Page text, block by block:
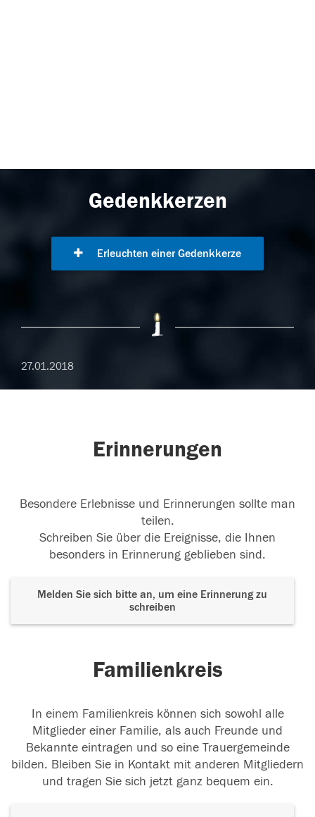
Gedenkkerzen
Erleuchten einer Gedenkkerze
27.01.2018
Erinnerungen
Besondere Erlebnisse und Erinnerungen sollte man
teilen.
Schreiben Sie über die Ereignisse, die Ihnen
besonders in Erinnerung geblieben sind.
Melden Sie sich bitte an, um eine Erinnerung zu
schreiben
Familienkreis
In einem Familienkreis können sich sowohl alle
Mitglieder einer Familie, als auch Freunde und
Bekannte eintragen und so eine Trauergemeinde
bilden. Bleiben Sie in Kontakt mit anderen Mitgliedern
und tragen Sie sich jetzt ganz bequem ein.